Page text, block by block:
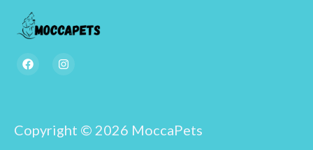
F
a
k
I
n
r
a
Copyright © 2026 MoccaPets